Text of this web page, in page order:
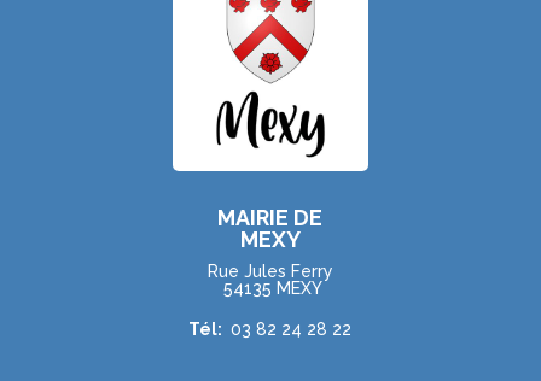
MAIRIE DE
MEXY
Rue Jules Ferry
54135 MEXY
Tél: 03 82 24 28 22